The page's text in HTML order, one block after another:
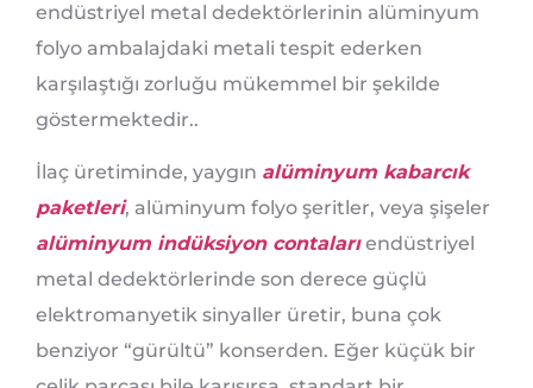
endüstriyel metal dedektörlerinin alüminyum
folyo ambalajdaki metali tespit ederken
karşılaştığı zorluğu mükemmel bir şekilde
göstermektedir..
İlaç üretiminde, yaygın alüminyum kabarcık
paketleri, alüminyum folyo şeritler, veya şişeler
alüminyum indüksiyon contalarıendüstriyel
metal dedektörlerinde son derece güçlü
elektromanyetik sinyaller üretir, buna çok
benziyor “gürültü” konserden. Eğer küçük bir